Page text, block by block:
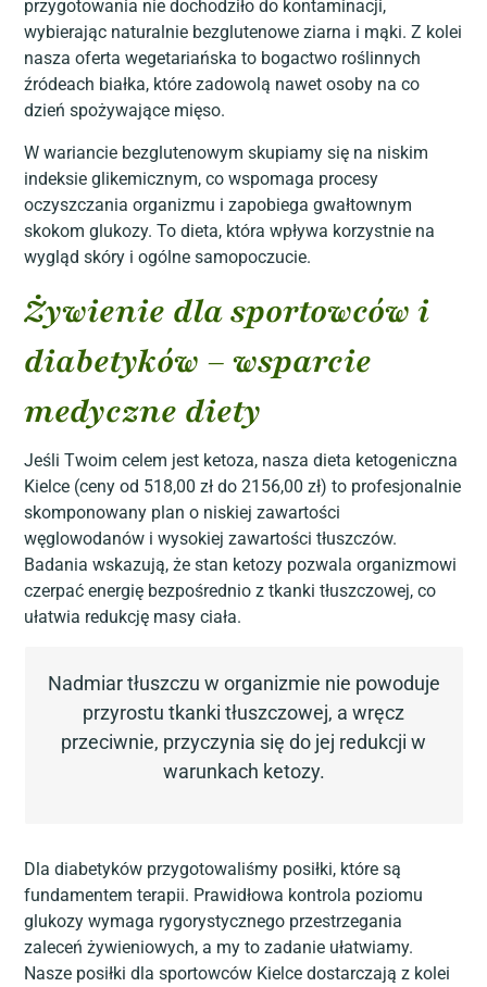
przygotowania nie dochodziło do kontaminacji,
wybierając naturalnie bezglutenowe ziarna i mąki. Z kolei
nasza oferta wegetariańska to bogactwo roślinnych
źródeach białka, które zadowolą nawet osoby na co
dzień spożywające mięso.
W wariancie bezglutenowym skupiamy się na niskim
indeksie glikemicznym, co wspomaga procesy
oczyszczania organizmu i zapobiega gwałtownym
skokom glukozy. To dieta, która wpływa korzystnie na
wygląd skóry i ogólne samopoczucie.
Żywienie dla sportowców i
diabetyków – wsparcie
medyczne diety
Jeśli Twoim celem jest ketoza, nasza dieta ketogeniczna
Kielce (ceny od 518,00 zł do 2156,00 zł) to profesjonalnie
skomponowany plan o niskiej zawartości
węglowodanów i wysokiej zawartości tłuszczów.
Badania wskazują, że stan ketozy pozwala organizmowi
czerpać energię bezpośrednio z tkanki tłuszczowej, co
ułatwia redukcję masy ciała.
Nadmiar tłuszczu w organizmie nie powoduje
przyrostu tkanki tłuszczowej, a wręcz
przeciwnie, przyczynia się do jej redukcji w
warunkach ketozy.
Dla diabetyków przygotowaliśmy posiłki, które są
fundamentem terapii. Prawidłowa kontrola poziomu
glukozy wymaga rygorystycznego przestrzegania
zaleceń żywieniowych, a my to zadanie ułatwiamy.
Nasze posiłki dla sportowców Kielce dostarczają z kolei